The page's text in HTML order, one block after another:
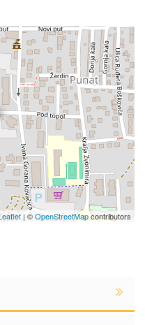
| ©OpenStreetMapcontributors